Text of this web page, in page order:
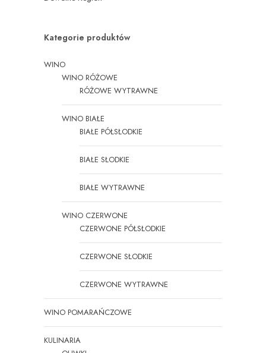
Kategorie produktów
WINO
WINO RÓŻOWE
RÓŻOWE WYTRAWNE
WINO BIAŁE
BIAŁE PÓŁSŁODKIE
BIAŁE SŁODKIE
BIAŁE WYTRAWNE
WINO CZERWONE
CZERWONE PÓŁSŁODKIE
CZERWONE SŁODKIE
CZERWONE WYTRAWNE
WINO POMARAŃCZOWE
KULINARIA